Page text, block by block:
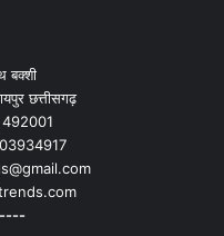
बक्शी
छत्तीसगढ़
492001